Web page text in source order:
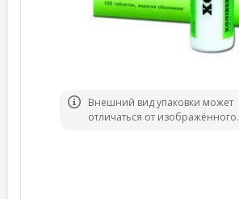
Bнешний вид упаковки может
отличаться от изображённого.